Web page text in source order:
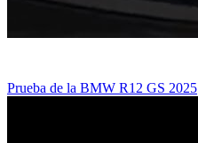
Prueba de la BMW R12 GS 2025